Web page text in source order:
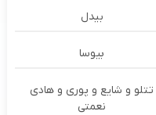
بیدل
بیوسا
تتلو و شایع و پوری و هادی
نعمتی